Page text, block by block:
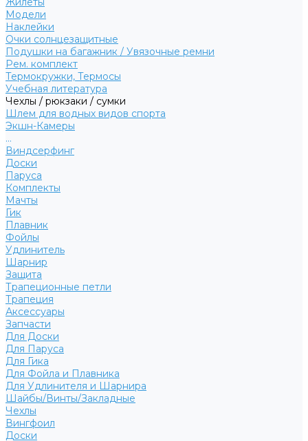
Модели
Наклейки
Очки солнцезащитные
Подушки на багажник / Увязочные ремни
Рем. комплект
Термокружки, Термосы
Учебная литература
Чехлы / рюкзаки / сумки
Шлем для водных видов спорта
Экшн-Камеры
...
Виндсерфинг
Доски
Паруса
Комплекты
Мачты
Гик
Плавник
Фойлы
Удлинитель
Шарнир
Защита
Трапеционные петли
Трапеция
Аксессуары
Запчасти
Для Доски
Для Паруса
Для Гика
Для Фойла и Плавника
Для Удлинителя и Шарнира
Шайбы/Винты/Закладные
Чехлы
Вингфоил
Доски